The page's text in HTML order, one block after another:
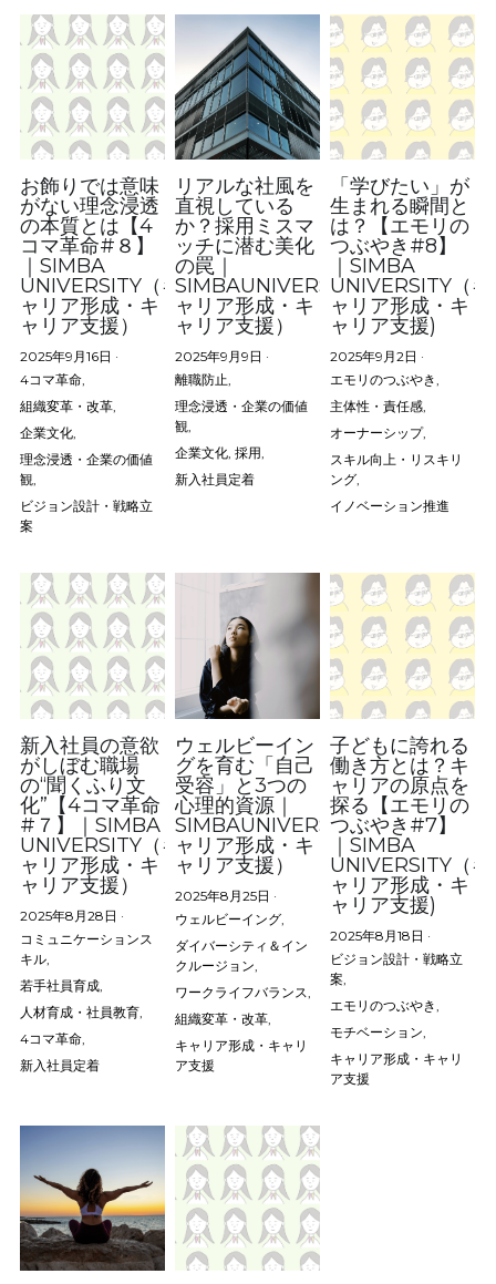
お飾りでは意味
がない理念浸透
の本質とは【4
コマ革命#８】
｜SIMBA
UNIVERSITY（キ
ャリア形成・キ
ャリア支援）
2025年9月16日 ·
4コマ革命,
組織変革・改革,
企業文化,
理念浸透・企業の価値
観,
ビジョン設計・戦略立
案
リアルな社風を
直視している
か？採用ミスマ
ッチに潜む美化
の罠｜
SIMBAUNIVERSITY（キ
ャリア形成・キ
ャリア支援）
2025年9月9日 ·
離職防止,
理念浸透・企業の価値
観,
企業文化, 採用,
新入社員定着
「学びたい」が
生まれる瞬間と
は？【エモリの
つぶやき#8】
｜SIMBA
UNIVERSITY（キ
ャリア形成・キ
ャリア支援)
2025年9月2日 ·
エモリのつぶやき,
主体性・責任感,
オーナーシップ,
スキル向上・リスキリ
ング,
イノベーション推進
新入社員の意欲
がしぼむ職場
の“聞くふり文
化”【4コマ革命
#７】｜SIMBA
UNIVERSITY（キ
ャリア形成・キ
ャリア支援）
2025年8月28日 ·
コミュニケーションス
キル,
若手社員育成,
人材育成・社員教育,
4コマ革命,
新入社員定着
ウェルビーイン
グを育む「自己
受容」と3つの
心理的資源｜
SIMBAUNIVERSITY（キ
ャリア形成・キ
ャリア支援）
2025年8月25日 ·
ウェルビーイング,
ダイバーシティ＆イン
クルージョン,
ワークライフバランス,
組織変革・改革,
キャリア形成・キャリ
ア支援
子どもに誇れる
働き方とは？キ
ャリアの原点を
探る【エモリの
つぶやき#7】
｜SIMBA
UNIVERSITY（キ
ャリア形成・キ
ャリア支援)
2025年8月18日 ·
ビジョン設計・戦略立
案,
エモリのつぶやき,
モチベーション,
キャリア形成・キャリ
ア支援